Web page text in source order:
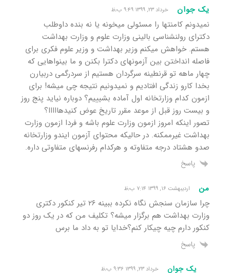
یک جوان خرداد ۲۳, ۱۳۹۹ ۹:۴۹ ب٫ظ
نمیدونم کامنتها را مسئولی میخونه یا نه بنده داوطلب
دکترای رولنشناسی بالینی وزارت علوم و وزارت بهداشت
هستم. خواهش میکنم وزیر بهداشت و وزیر علوم فکری برای
فاصله انداختن بین آزمونهای دکترا بکنن و ما بینواهایی که
چهار ماهه تو قرنطینه سرگردان هستیم از سردرگمی دربیارن
بخدا کارو زندگی افتادیم و نمیدونیم نتیجه چی میشه! برای
ازمون کدام وزارتخانه اول آماده بشیییم؟ دوباره نیاید پنج روز
و بیست روز قبل از موعد مقرر تاریخ عوض کنیدهااااا؟
تصور اینکه امروز ازمون وزارت علوم باشه و فردا ازمون وزارت
بهداشت غیرممکنه. در حالیکه محتوای آزمون ایندو وزارتخانه
صدو هشتاد درجه متفاوته و هرکدام رفرنسهای متفاوتی داره.
پاسخ
من اردیبهشت ۱۶, ۱۳۹۹ ۷:۱۴ ب٫ظ
چرا سازمان سنجش نگاه نکرده ببینه ۲۶ تیر کنکور دکتری
وزارت بهداشت هم برگزار میشه؟ تکلیف من که در یک روز دو
کنکور دارم چیه چیکار کنم؟خدایا تو به داد ما برس
پاسخ
یک جوان خرداد ۲۳, ۱۳۹۹ ۹:۳۶ ب٫ظ